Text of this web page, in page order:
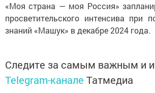
«Моя страна — моя Россия»
просветительского интенсива при
знаний «Машук» в декабре 2024 года.
Следите за самым важным и
Telegram-канале Татмедиа